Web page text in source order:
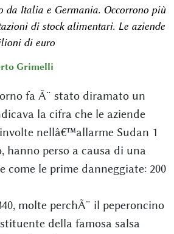
da Italia e Germania. Occorrono più
di stock alimentari. Le aziende
di euro
Grimelli
fa Ã¨ stato diramato un
la cifra che le aziende
nellâ€™allarme Sudan 1
hanno perso a causa di una
come le prime danneggiate: 200
molte perchÃ¨ il peperoncino
della famosa salsa